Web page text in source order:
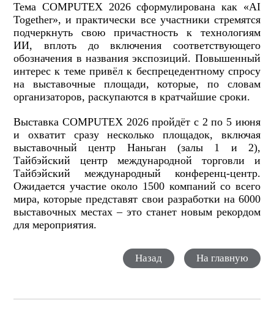
Тема COMPUTEX 2026 сформулирована как «AI
Together», и практически все участники стремятся
подчеркнуть свою причастность к технологиям
ИИ, вплоть до включения соответствующего
обозначения в названия экспозиций. Повышенный
интерес к теме привёл к беспрецедентному спросу
на выставочные площади, которые, по словам
организаторов, раскупаются в кратчайшие сроки.
Выставка COMPUTEX 2026 пройдёт с 2 по 5 июня
и охватит сразу несколько площадок, включая
выставочный центр Наньган (залы 1 и 2),
Тайбэйский центр международной торговли и
Тайбэйский международный конференц-центр.
Ожидается участие около 1500 компаний со всего
мира, которые представят свои разработки на 6000
выставочных местах – это станет новым рекордом
для мероприятия.
Назад На главную